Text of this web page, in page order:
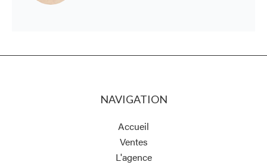
NAVIGATION
Accueil
Ventes
L'agence